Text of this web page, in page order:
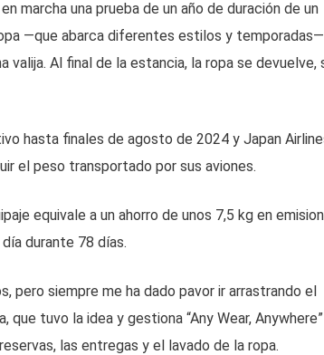
marcha una prueba de un año de duración de un
—que abarca diferentes estilos y
Al final de la estancia, la ropa se devuelve,
hasta finales de agosto de 2024 y Japan
el peso transportado por sus aviones.
equivale a un ahorro de unos 7,5 kg en
durante 78 días.
pero siempre me ha dado pavor ir arrastrando el
tuvo la idea y gestiona “Any Wear, Anywhere”
las entregas y el lavado de la ropa.